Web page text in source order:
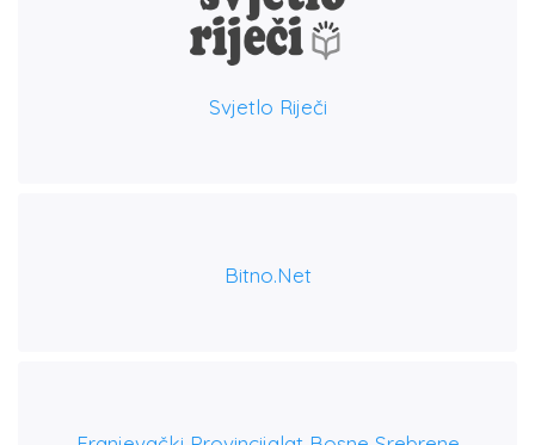
Svjetlo Riječi
Bitno.net